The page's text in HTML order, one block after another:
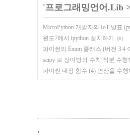
'프로그래밍언어.Lib
MicroPython 개발자의 IoT 발표
윈도7에서 ipython 설치하기 (0)
파이썬의 Enum 클래스 (버전 3.4
scipy 로 상미방의 수치 적분 수행
파이썬 내장 함수 (4) 연산을 수
,